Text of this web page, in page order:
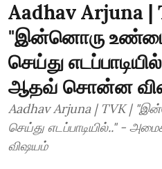
Aadhav Arjuna |
"இன்னொரு
செய்து
ஆதவ் சொன்ன
Aadhav Arjuna | TVK |
செய்து எடப்பாடியில்.." -
விஷயம்